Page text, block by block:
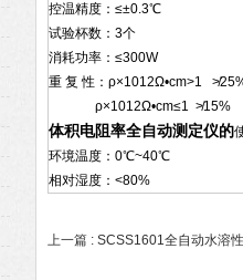
控温精度：≤±0.3℃
试验杯数：3个
消耗功率：≤300W
重 复 性：ρ×1012Ω•cm>1
ρ×1012Ω•cm≤1 ≯15%
体积电阻率全自动测定仪的
环境温度：0℃~40℃
相对湿度：<80%
上一篇 : SCSS1601全自动水溶